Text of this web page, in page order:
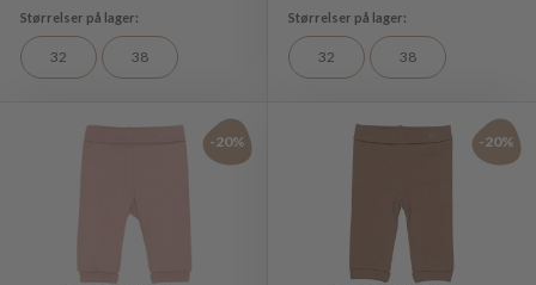
32 38 32 38
-20% -20%